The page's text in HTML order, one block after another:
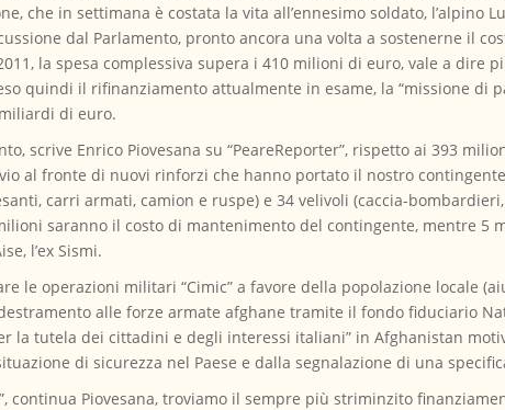
che in settimana è costata la vita all’ennesimo soldato, l’alpino
dal Parlamento, pronto ancora una volta a sostenerne il
la spesa complessiva supera i 410 milioni di euro, vale a dire
quindi il rifinanziamento attualmente in esame, la “missione di
di euro.
scrive Enrico Piovesana su “PeareReporter”, rispetto ai 393
al fronte di nuovi rinforzi che hanno portato il nostro
carri armati, camion e ruspe) e 34 velivoli (caccia-
saranno il costo di mantenimento del contingente, mentre 5
l’ex Sismi.
le operazioni militari “Cimic” a favore della popolazione locale
alle forze armate afghane tramite il fondo fiduciario
la tutela dei cittadini e degli interessi italiani” in Afghanistan
di sicurezza nel Paese e dalla segnalazione di una
continua Piovesana, troviamo il sempre più striminzito